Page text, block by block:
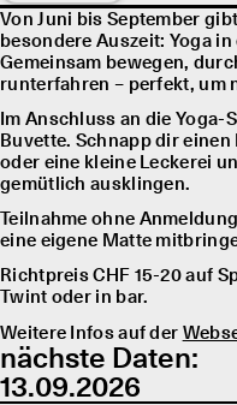
Von Juni bis September
besondere Auszeit: Yoga
Gemeinsam bewegen,
runterfahren – perfekt, um
Im Anschluss an die Yoga-
Buvette. Schnapp dir
oder eine kleine Leckerei
gemütlich ausklingen.
Teilnahme ohne
eine eigene Matte
Richtpreis CHF 15-20 auf
Twint oder in bar.
Weitere Infos auf der
nächste Daten:
13.09.2026